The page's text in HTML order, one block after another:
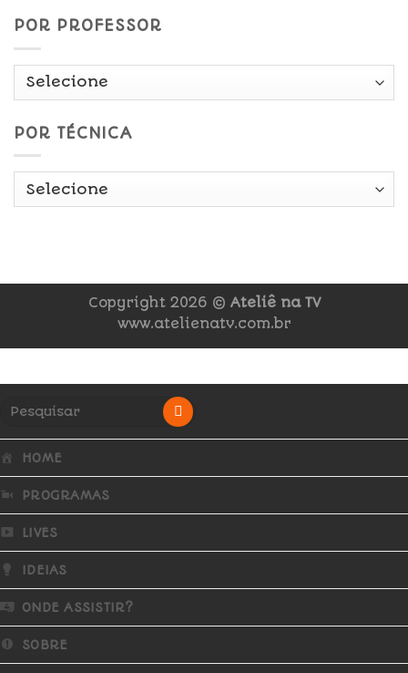
POR PROFESSOR
POR TÉCNICA
Copyright 2026 © Ateliê na TV
www.atelienatv.com.br
HOME
PROGRAMAS
LIVES
IDEIAS
ONDE ASSISTIR?
SOBRE